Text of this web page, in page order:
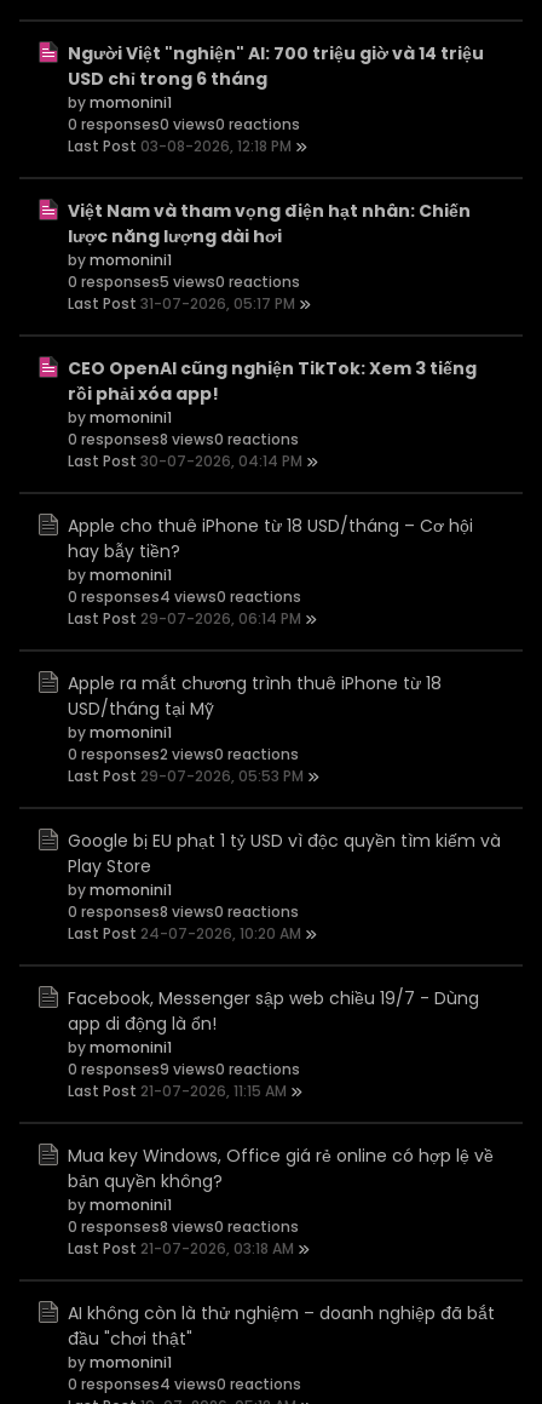
Người Việt "nghiện" AI: 700 triệu giờ và 14 triệu
USD chỉ trong 6 tháng
bymomonini1
0 responses0 views0 reactions
Last Post 03-08-2026, 12:18 PM
Việt Nam và tham vọng điện hạt nhân: Chiến
lược năng lượng dài hơi
bymomonini1
0 responses5 views0 reactions
Last Post 31-07-2026, 05:17 PM
CEO OpenAI cũng nghiện TikTok: Xem 3 tiếng
rồi phải xóa app!
bymomonini1
0 responses8 views0 reactions
Last Post 30-07-2026, 04:14 PM
Apple cho thuê iPhone từ 18 USD/tháng – Cơ hội
hay bẫy tiền?
bymomonini1
0 responses4 views0 reactions
Last Post 29-07-2026, 06:14 PM
Apple ra mắt chương trình thuê iPhone từ 18
USD/tháng tại Mỹ
bymomonini1
0 responses2 views0 reactions
Last Post 29-07-2026, 05:53 PM
Google bị EU phạt 1 tỷ USD vì độc quyền tìm kiếm và
Play Store
bymomonini1
0 responses8 views0 reactions
Last Post 24-07-2026, 10:20 AM
Facebook, Messenger sập web chiều 19/7 - Dùng
app di động là ổn!
bymomonini1
0 responses9 views0 reactions
Last Post 21-07-2026, 11:15 AM
Mua key Windows, Office giá rẻ online có hợp lệ về
bản quyền không?
bymomonini1
0 responses8 views0 reactions
Last Post 21-07-2026, 03:18 AM
AI không còn là thử nghiệm – doanh nghiệp đã bắt
đầu "chơi thật"
bymomonini1
0 responses4 views0 reactions